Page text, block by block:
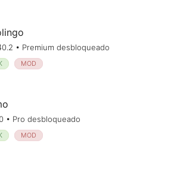
• Premium desbloqueado
MOD
• Pro desbloqueado
MOD